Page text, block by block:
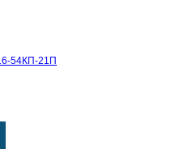
54КП-21П